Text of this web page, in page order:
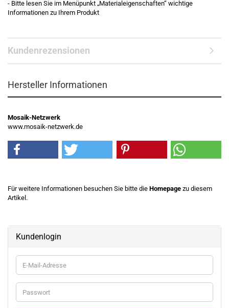
- Bitte lesen Sie im Menüpunkt „Materialeigenschaften“ wichtige
Informationen zu Ihrem Produkt
Kundenrezensionen
Hersteller Informationen
Mosaik-Netzwerk
www.mosaik-netzwerk.de
Für weitere Informationen besuchen Sie bitte die Homepage zu diesem
Artikel.
Kundenlogin
E-
Mail-
Adresse
Passwort